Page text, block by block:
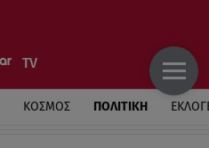
ΚΟΣΜΟΣ ΠΟΛΙΤΙΚΗ